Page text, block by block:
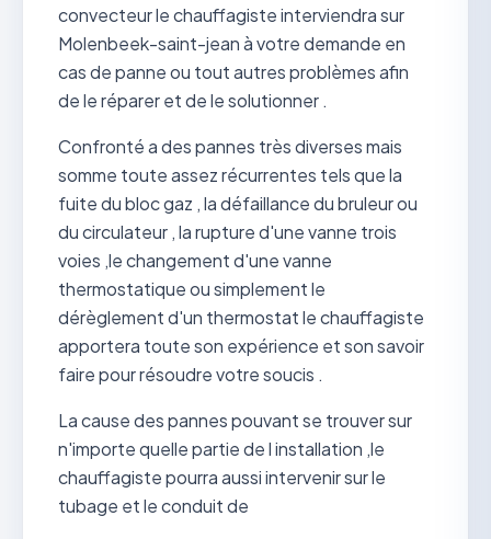
convecteur le chauffagiste interviendra sur
Molenbeek-saint-jean à votre demande en
cas de panne ou tout autres problèmes afin
de le réparer et de le solutionner .
Confronté a des pannes très diverses mais
somme toute assez récurrentes tels que la
fuite du bloc gaz , la défaillance du bruleur ou
du circulateur , la rupture d'une vanne trois
voies ,le changement d'une vanne
thermostatique ou simplement le
dérèglement d'un thermostat le chauffagiste
apportera toute son expérience et son savoir
faire pour résoudre votre soucis .
La cause des pannes pouvant se trouver sur
n'importe quelle partie de l installation ,le
chauffagiste pourra aussi intervenir sur le
tubage et le conduit de